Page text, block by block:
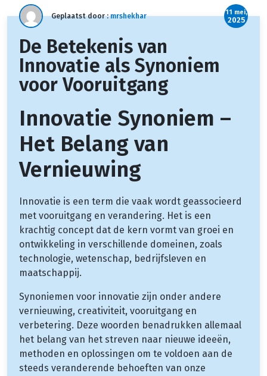
Geplaatst door :mrshekhar 11 mei,
2025
De Betekenis van
Innovatie als Synoniem
voor Vooruitgang
Innovatie Synoniem –
Het Belang van
Vernieuwing
Innovatie is een term die vaak wordt geassocieerd
met vooruitgang en verandering. Het is een
krachtig concept dat de kern vormt van groei en
ontwikkeling in verschillende domeinen, zoals
technologie, wetenschap, bedrijfsleven en
maatschappij.
Synoniemen voor innovatie zijn onder andere
vernieuwing, creativiteit, vooruitgang en
verbetering. Deze woorden benadrukken allemaal
het belang van het streven naar nieuwe ideeën,
methoden en oplossingen om te voldoen aan de
steeds veranderende behoeften van onze